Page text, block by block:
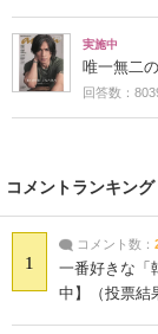
実施中
唯一無二
回答数：
コメントランキング
1
コメント数：
一番好きな「
中】（投票結